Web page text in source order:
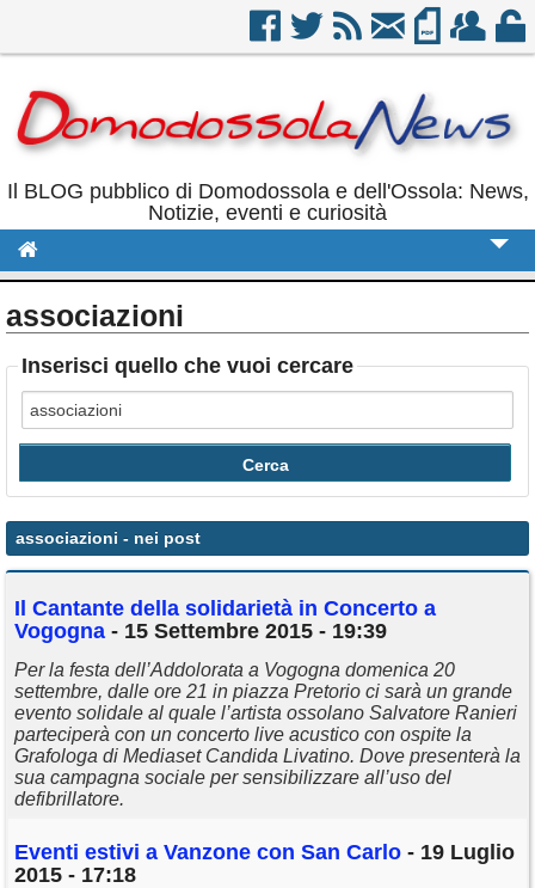
Il BLOG pubblico di Domodossola e dell'Ossola: News,
Notizie, eventi e curiosità
Politica
Eventi
Calendario
Annunci
associazioni
Inserisci quello che vuoi cercare
associazioni - nei post
Il Cantante della solidarietà in Concerto a
Vogogna - 15 Settembre 2015 - 19:39
Per la festa dell’Addolorata a Vogogna domenica 20
settembre, dalle ore 21 in piazza Pretorio ci sarà un grande
evento solidale al quale l’artista ossolano Salvatore Ranieri
parteciperà con un concerto live acustico con ospite la
Grafologa di Mediaset Candida Livatino. Dove presenterà la
sua campagna sociale per sensibilizzare all’uso del
defibrillatore.
Eventi estivi a Vanzone con San Carlo - 19 Luglio
2015 - 17:18